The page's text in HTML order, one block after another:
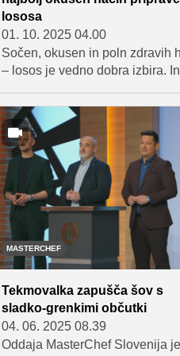
lososa
01. 10. 2025 04.00
Sočen, okusen in poln zdravih
– losos je vedno dobra izbira.
biti zapletena, saj vam v
nadaljevanju predstavljamo
enostaven recept, ki vedno
zagotavlja uspeh.
MASTERCHEF
Tekmovalka zapušča šov s
sladko-grenkimi občutki
04. 06. 2025 08.39
Oddaja MasterChef Slovenija je